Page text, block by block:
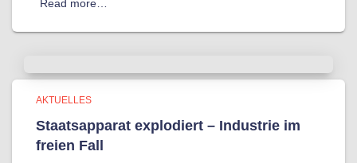
Read more…
AKTUELLES
Staatsapparat explodiert – Industrie im
freien Fall